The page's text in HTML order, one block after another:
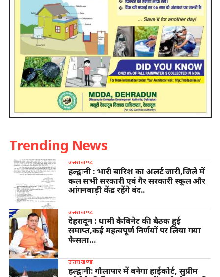
Trending News
उत्तराखण्ड
हल्द्वानी : भारी बारिश का अलर्ट जारी,जिले में
कल सभी सरकारी एवं गैर सरकारी स्कूल और
आंगनबाड़ी केंद्र रहेंगे बंद..
उत्तराखण्ड
देहरादून : धामी कैबिनेट की बैठक हुई
समाप्त,कई महत्वपूर्ण निर्णयों पर लिया गया
फैसला…
उत्तराखण्ड
हल्द्वानी: गौलापार में बनेगा हाईकोर्ट, सुप्रीम